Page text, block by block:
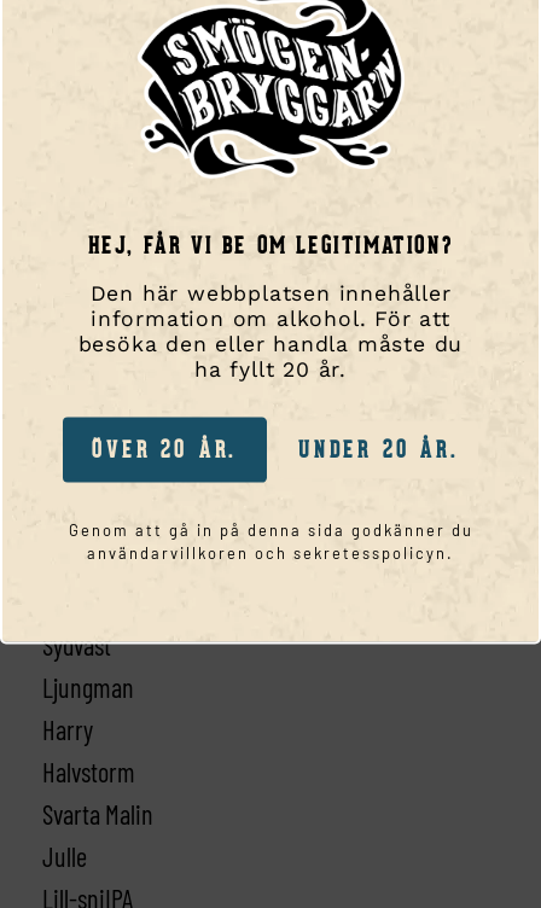
HEJ, FÅR VI BE OM LEGITIMATION?
Den här webbplatsen innehåller
information om alkohol. För att
besöka den eller handla måste du
ha fyllt 20 år.
ÖVER 20 ÅR. UNDER 20 ÅR.
Genom att gå in på denna sida godkänner du
användarvillkoren och sekretesspolicyn.
Kalvhällan 1, 456 51, Smögen
+46 (0) 73 042 58 78
info@smogenbryggarn.se
NAVIGERA DIG
Våra ölsorter!
Besök oss / Taproom
Portal
SORTIMENT
Sydväst
Ljungman
Harry
Halvstorm
Svarta Malin
Julle
Lill-sniIPA